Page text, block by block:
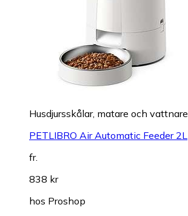
Husdjursskålar, matare och vattnare
PETLIBRO Air Automatic Feeder 2L
fr.
838 kr
hos Proshop